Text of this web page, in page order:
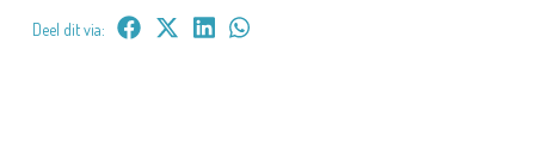
Deel dit via: